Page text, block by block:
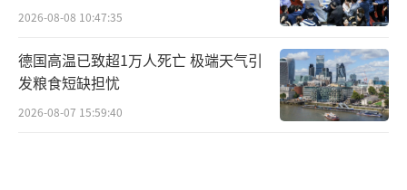
2026-08-08 10:47:35
德国高温已致超1万人死亡 极端天气引
发粮食短缺担忧
2026-08-07 15:59:40